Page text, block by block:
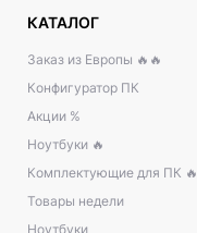
КАТАЛОГ
Заказ из Европы 🔥🔥
Конфигуратор ПК
Акции %
Ноутбуки 🔥
Комплектующие для ПК 🔥
Товары недели
Ноутбуки